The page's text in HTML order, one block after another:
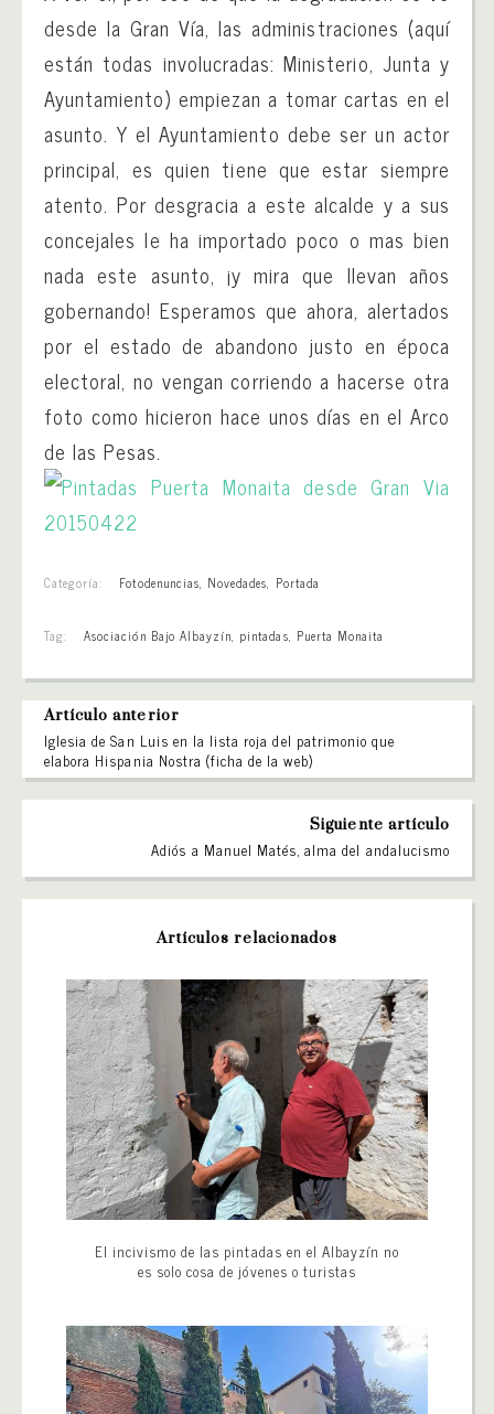
desde la Gran Vía, las administraciones (aquí
están todas involucradas: Ministerio, Junta y
Ayuntamiento) empiezan a tomar cartas en el
asunto. Y el Ayuntamiento debe ser un actor
principal, es quien tiene que estar siempre
atento. Por desgracia a este alcalde y a sus
concejales le ha importado poco o mas bien
nada este asunto, ¡y mira que llevan años
gobernando! Esperamos que ahora, alertados
por el estado de abandono justo en época
electoral, no vengan corriendo a hacerse otra
foto como hicieron hace unos días en el Arco
de las Pesas.
Categoría: Fotodenuncias, Novedades, Portada
Tag: Asociación Bajo Albayzín, pintadas, Puerta Monaita
Artículo anterior
Iglesia de San Luis en la lista roja del patrimonio que
elabora Hispania Nostra (ficha de la web)
Siguiente artículo
Adiós a Manuel Matés, alma del andalucismo
Artículos relacionados
El incivismo de las pintadas en el Albayzín no
es solo cosa de jóvenes o turistas